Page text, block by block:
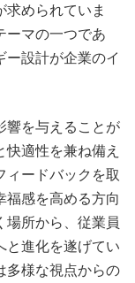
められていま
ーマの一つであ
ー設計が企業のイ
響を与えることが
適性を兼ね備え
ィードバックを取
福感を高める方向
場所から、従業員
と進化を遂げてい
多様な視点からの